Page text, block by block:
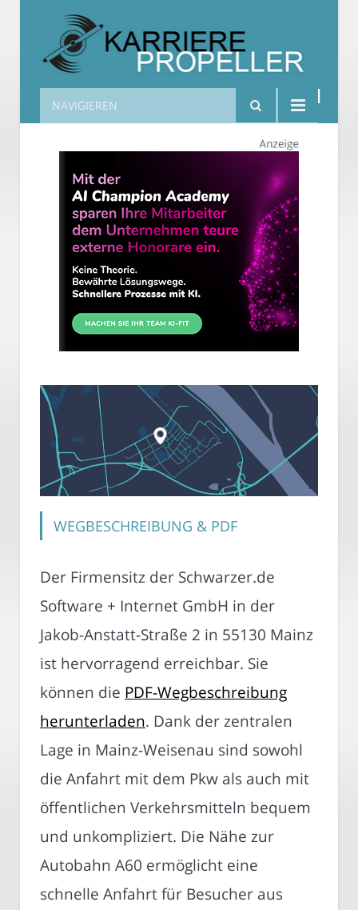
Karrierepropeller
NAVIGIEREN
WEGBESCHREIBUNG & PDF
Der Firmensitz der Schwarzer.de
Software + Internet GmbH in der
Jakob-Anstatt-Straße 2 in 55130 Mainz
ist hervorragend erreichbar. Sie
können die PDF-Wegbeschreibung
herunterladen. Dank der zentralen
Lage in Mainz-Weisenau sind sowohl
die Anfahrt mit dem Pkw als auch mit
öffentlichen Verkehrsmitteln bequem
und unkompliziert. Die Nähe zur
Autobahn A60 ermöglicht eine
schnelle Anfahrt für Besucher aus